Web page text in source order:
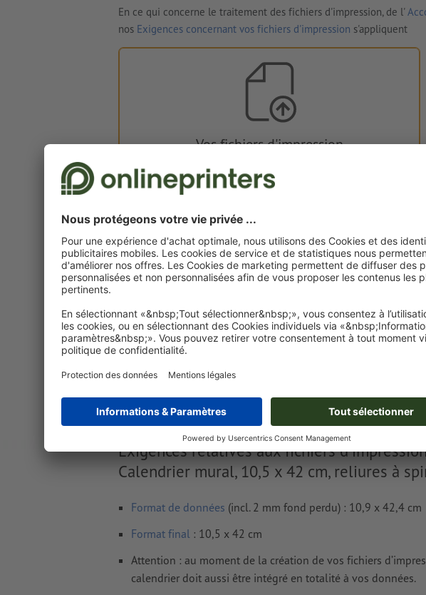
En ce qui concerne le traitement des fichiers d'impression, de l'
nos Exigences concernant vos fichiers d'impression s'appliquent
Vos fichiers d'impression
Vous pouvez télécharger vos fichiers d'impression avant ou
Je dépose mes fichiers
€ 197,96 €
Livraison approx. :
Poids: env. 11,77 kg
Exigences relatives aux fichiers
Calendrier mural, 10,5 x 42 cm, reliures à
Format de données (incl. 2 mm fond perdu) : 10,9 x 42,4 cm
Format final : 10,5 x 42 cm
Attention : au moment de la création de vos fichiers
calendrier doit aussi être intégré en totalité à vos données.